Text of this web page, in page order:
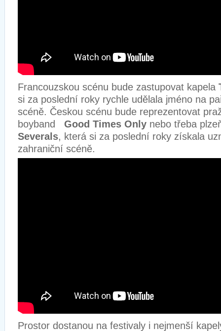
Francouzskou scénu bude zastupovat kapela
si za poslední roky rychle udělala jméno na
scéně. Českou scénu bude reprezentovat
boyband Good Times Only nebo třeba
Severals, která si za poslední roky získala
zahraniční scéně.
Prostor dostanou na festivaly i nejmenší